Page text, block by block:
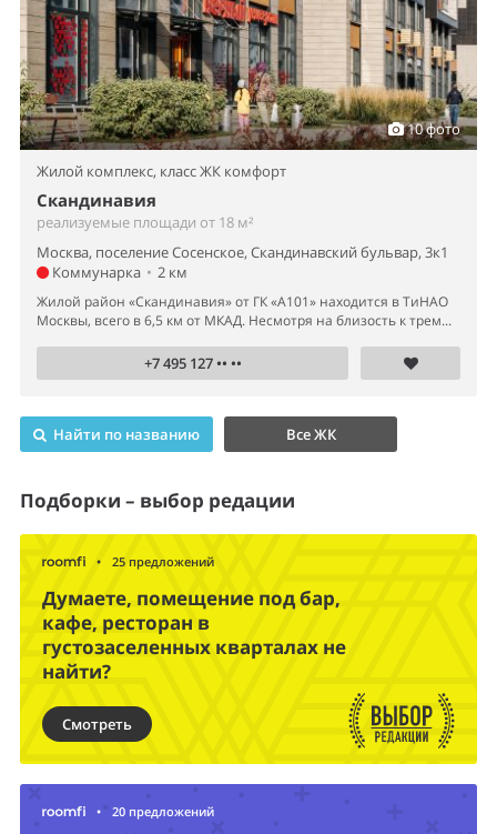
10 фото
Жилой комплекс, класс ЖК комфорт
Скандинавия
реализуемые площади от 18 м²
Москва, поселение Сосенское, Скандинавский бульвар, 3к1
Коммунарка • 2 км
Жилой район «Скандинавия» от ГК «А101» находится в ТиНАО
Москвы, всего в 6,5 км от МКАД. Несмотря на близость к трем...
+7 495 127 •• ••
Найти по названию Все ЖК
Подборки – выбор редации
• 25 предложений
Думаете, помещение под бар,
кафе, ресторан в
густозаселенных кварталах не
найти?
Смотреть
• 20 предложений